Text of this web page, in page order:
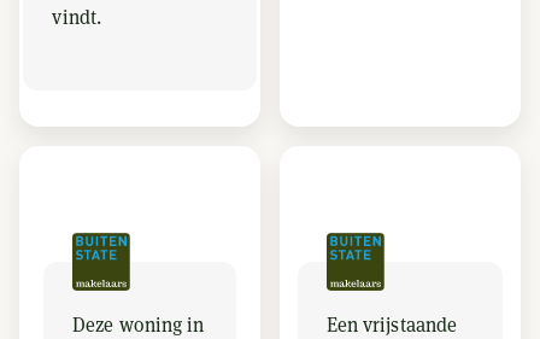
vindt.
Deze woning in
Een vrijstaande